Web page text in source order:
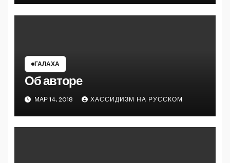
ГАЛАХА
Об авторе
МАР 14, 2018 ХАССИДИЗМ НА РУССКОМ